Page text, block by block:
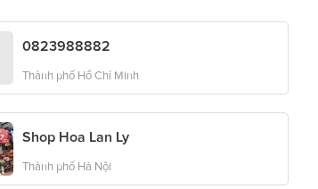
0823988882
Thành phố Hồ Chí Minh
Shop Hoa Lan Ly
Thành phố Hà Nội